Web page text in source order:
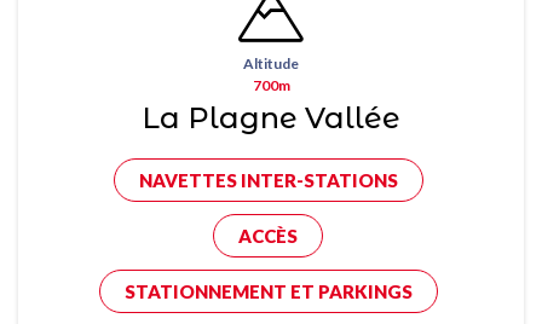
Altitude
700m
La Plagne Vallée
NAVETTES INTER-STATIONS
ACCÈS
STATIONNEMENT ET PARKINGS